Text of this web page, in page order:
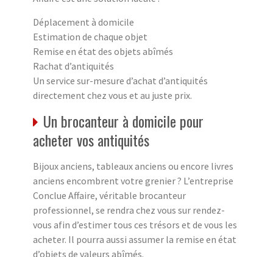
Déplacement à domicile
Estimation de chaque objet
Remise en état des objets abîmés
Rachat d’antiquités
Un service sur-mesure d’achat d’antiquités
directement chez vous et au juste prix.
Un brocanteur à domicile pour
acheter vos antiquités
Bijoux anciens, tableaux anciens ou encore livres
anciens encombrent votre grenier ? L’entreprise
Conclue Affaire, véritable brocanteur
professionnel, se rendra chez vous sur rendez-
vous afin d’estimer tous ces trésors et de vous les
acheter. Il pourra aussi assumer la remise en état
d’objets de valeurs abîmés.